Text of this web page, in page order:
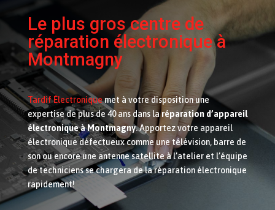
Le plus gros centre de
réparation électronique à
Montmagny
Tardif Électroniquemet à votre disposition une
expertise de plus de 40 ans dans laréparation d’appareil
électronique à Montmagny. Apportez votre appareil
électronique défectueux comme une télévision, barre de
son ou encore une antenne satellite à l’atelier et l’équipe
de techniciens se chargera de la réparation électronique
rapidement!